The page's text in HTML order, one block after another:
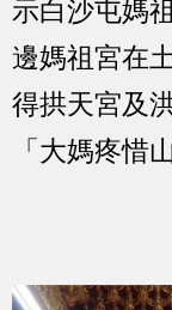
示白沙屯媽
邊媽祖宮在
得拱天宮及
「大媽疼惜